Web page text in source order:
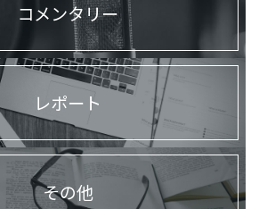
コメンタリー
レポート
その他